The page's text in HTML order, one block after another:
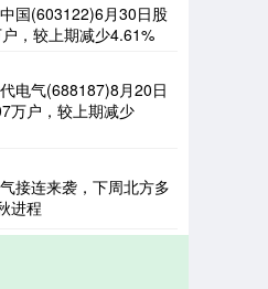
国(603122)6月30日股
，较上期减少4.61%
电气(688187)8月20日
万户，较上期减少
接连来袭，下周北方多
进程